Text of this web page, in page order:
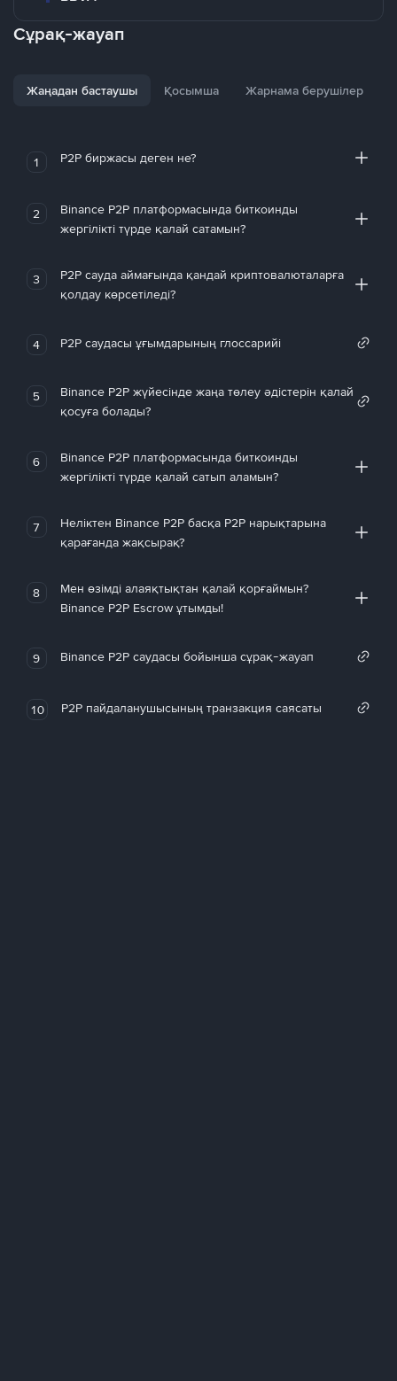
Сұрақ-жауап
Жаңадан бастаушы Қосымша Жарнама берушілер
1 P2P биржасы деген не?
2
Binance P2P платформасында биткоинды
жергілікті түрде қалай сатамын?
3
P2P сауда аймағында қандай криптовалюталарға
қолдау көрсетіледі?
4 P2P саудасы ұғымдарының глоссарийі
5
Binance P2P жүйесінде жаңа төлеу әдістерін қалай
қосуға болады?
6
Binance P2P платформасында биткоинды
жергілікті түрде қалай сатып аламын?
7
Неліктен Binance P2P басқа P2P нарықтарына
қарағанда жақсырақ?
8
Мен өзімді алаяқтықтан қалай қорғаймын?
Binance P2P Escrow ұтымды!
9 Binance P2P саудасы бойынша сұрақ-жауап
10 P2P пайдаланушысының транзакция саясаты